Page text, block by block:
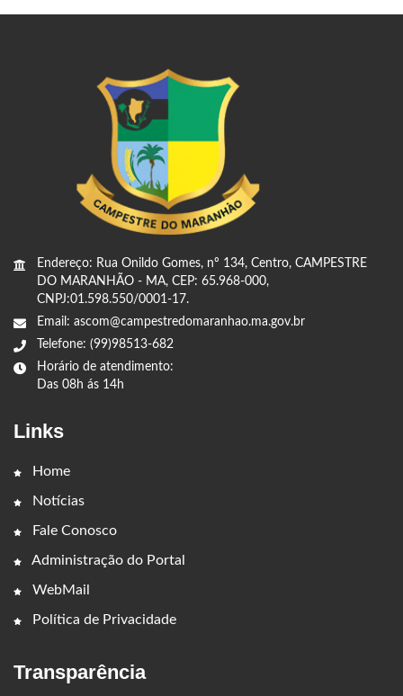
Endereço: Rua Onildo Gomes, nº 134, Centro, CAMPESTRE
DO MARANHÃO - MA, CEP: 65.968-000,
CNPJ:01.598.550/0001-17.
Email: ascom@campestredomaranhao.ma.gov.br
Telefone: (99)98513-682
Horário de atendimento:
Das 08h ás 14h
Links
Home
Notícias
Fale Conosco
Administração do Portal
WebMail
Política de Privacidade
Transparência